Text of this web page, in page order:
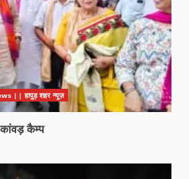
|| हापुड़ शहर न्यूज़
कैम्प